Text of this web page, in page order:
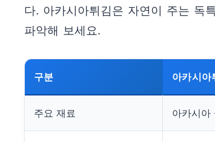
다. 아카시아튀김은 자연이 주는 독
파악해 보세요.
구분 아카시아
주요 재료 아카시아